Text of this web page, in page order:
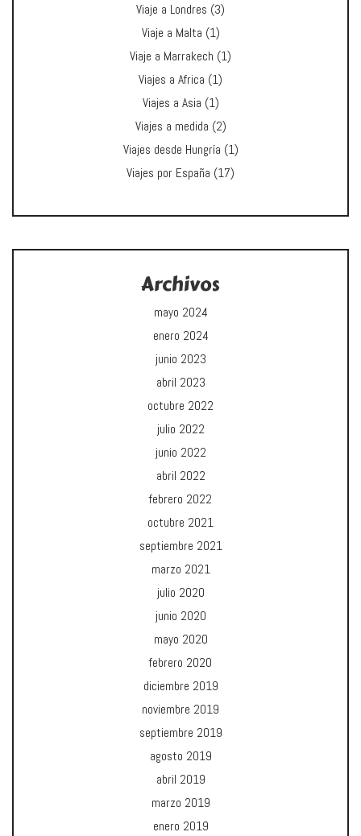
Viaje a Londres (3)
Viaje a Malta (1)
Viaje a Marrakech (1)
Viajes a Africa (1)
Viajes a Asia (1)
Viajes a medida (2)
Viajes desde Hungría (1)
Viajes por España (17)
Archivos
mayo 2024
enero 2024
junio 2023
abril 2023
octubre 2022
julio 2022
junio 2022
abril 2022
febrero 2022
octubre 2021
septiembre 2021
marzo 2021
julio 2020
junio 2020
mayo 2020
febrero 2020
diciembre 2019
noviembre 2019
septiembre 2019
agosto 2019
abril 2019
marzo 2019
enero 2019